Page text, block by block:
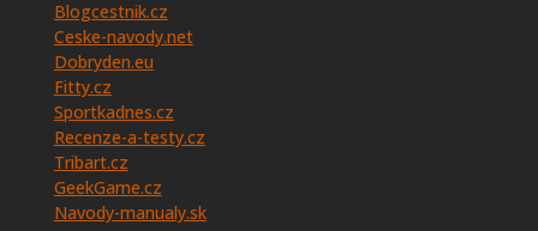
Blogcestnik.cz
Ceske-navody.net
Dobryden.eu
Fitty.cz
Sportkadnes.cz
Recenze-a-testy.cz
Tribart.cz
GeekGame.cz
Navody-manualy.sk